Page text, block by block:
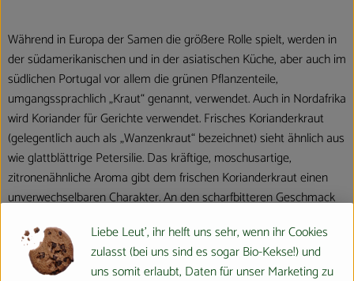
Während in Europa der Samen die größere Rolle spielt, werden in
der südamerikanischen und in der asiatischen Küche, aber auch im
südlichen Portugal vor allem die grünen Pflanzenteile,
umgangssprachlich „Kraut“ genannt, verwendet. Auch in Nordafrika
wird Koriander für Gerichte verwendet. Frisches Korianderkraut
(gelegentlich auch als „Wanzenkraut“ bezeichnet) sieht ähnlich aus
wie glattblättrige Petersilie. Das kräftige, moschusartige,
zitronenähnliche Aroma gibt dem frischen Korianderkraut einen
unverwechselbaren Charakter. An den scharfbitteren Geschmack
Die fedrigen Blätter von älteren Pflanzen werden häufig als
Garnierung verwendet. Sie können auch gehackt und Soßen oder
Liebe Leut', ihr helft uns sehr, wenn ihr Cookies
zulasst (bei uns sind es sogar Bio-Kekse!) und
uns somit erlaubt, Daten für unser Marketing zu